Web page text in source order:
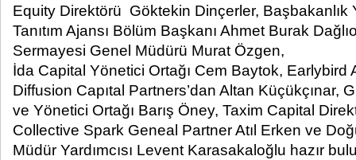
Equity Direktörü Göktekin Dinçerler, Başbakanlık
Tanıtım Ajansı Bölüm Başkanı Ahmet Burak
Sermayesi Genel Müdürü Murat Özgen,
İda Capital Yönetici Ortağı Cem Baytok, Earlybird
Diffusion Capıtal Partners’dan Altan Küçükçınar,
ve Yönetici Ortağı Barış Öney, Taxim Capital
Collective Spark Geneal Partner Atıl Erken ve
Müdür Yardımcısı Levent Karasakaloğlu hazır